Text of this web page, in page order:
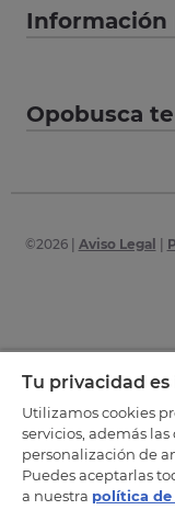
Información
Opobusca
©2026| Aviso Legal
Tu privacidad
Utilizamos cookies
servicios, además
personalización de
Puedes aceptarlas
a nuestra política